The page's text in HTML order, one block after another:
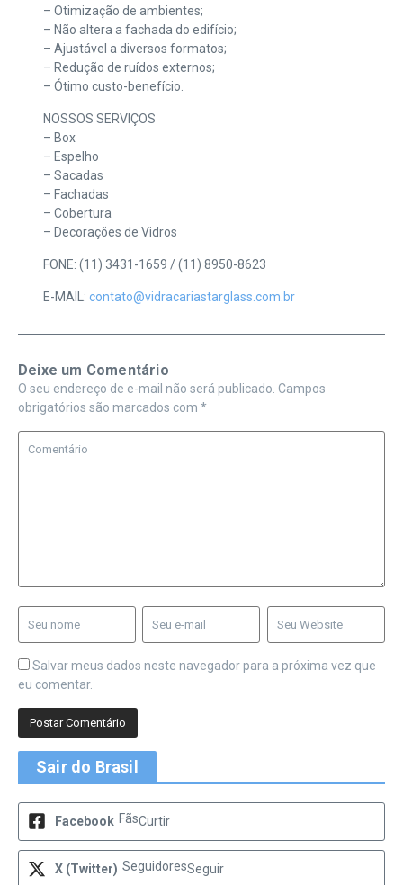
– Otimização de ambientes;
– Não altera a fachada do edifício;
– Ajustável a diversos formatos;
– Redução de ruídos externos;
– Ótimo custo-benefício.
NOSSOS SERVIÇOS
– Box
– Espelho
– Sacadas
– Fachadas
– Cobertura
– Decorações de Vidros
FONE: (11) 3431-1659 / (11) 8950-8623
E-MAIL: contato@vidracariastarglass.com.br
Deixe um Comentário
O seu endereço de e-mail não será publicado. Campos
obrigatórios são marcados com *
Salvar meus dados neste navegador para a próxima vez que
eu comentar.
Sair do Brasil
Facebook FãsCurtir
X (Twitter) SeguidoresSeguir